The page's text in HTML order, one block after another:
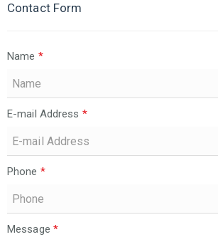
Contact Form
Name *
E-mail Address *
Phone *
Message *